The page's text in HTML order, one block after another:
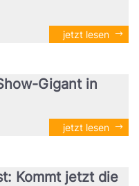
jetzt lesen
Gigant in
jetzt lesen
Kommt jetzt die